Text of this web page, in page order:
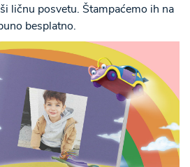
ličnu posvetu. Štampaćemo ih na
besplatno.